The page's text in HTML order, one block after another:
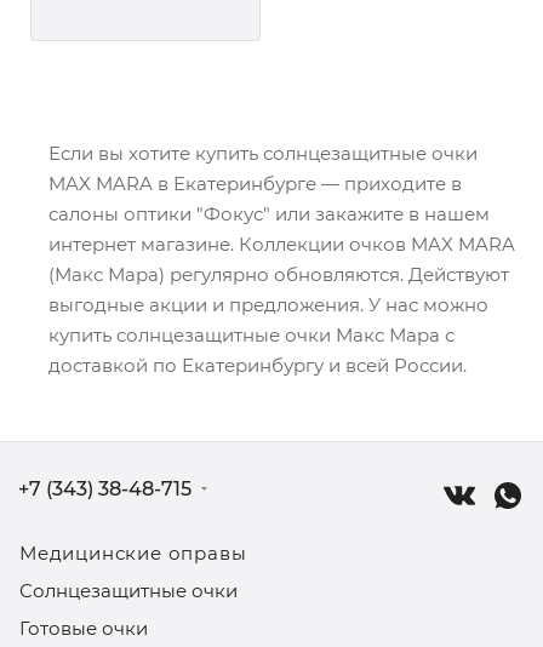
Если вы хотите купить солнцезащитные очки
MAX MARA в Екатеринбурге — приходите в
салоны оптики "Фокус" или закажите в нашем
интернет магазине. Коллекции очков MAX MARA
(Макс Мара) регулярно обновляются. Действуют
выгодные акции и предложения. У нас можно
купить солнцезащитные очки Макс Мара с
доставкой по Екатеринбургу и всей России.
Медицинские оправы
Солнцезащитные очки
Готовые очки
+7 (343) 38-48-715